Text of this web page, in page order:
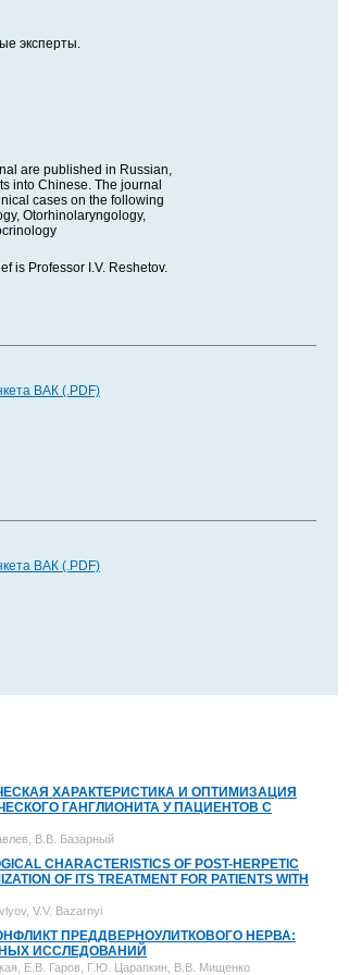
эксперты.
are published in Russian,
into Chinese. The journal
cases on the following
Otorhinolaryngology,
is Professor I.V. Reshetov.
ВАК (.PDF)
ВАК (.PDF)
ХАРАКТЕРИСТИКА И ОПТИМИЗАЦИЯ
ГАНГЛИОНИТА У ПАЦИЕНТОВ С
В.В. Базарный
CHARACTERISTICS OF POST-HERPETIC
OF ITS TREATMENT FOR PATIENTS WITH
V.V. Bazarnyi
ПРЕДДВЕРНОУЛИТКОВОГО НЕРВА:
ИССЛЕДОВАНИЙ
Е.В. Гаров, Г.Ю. Царапкин, В.В. Мищенко